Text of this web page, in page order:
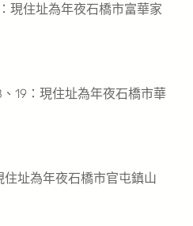
現住址為年夜石橋市富華家
19：現住址為年夜石橋市華
址為年夜石橋市官屯鎮山